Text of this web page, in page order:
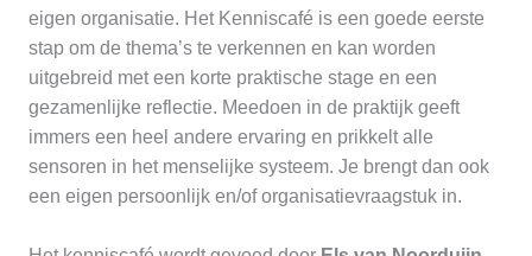
eigen organisatie. Het Kenniscafé is een goede eerste
stap om de thema’s te verkennen en kan worden
uitgebreid met een korte praktische stage en een
gezamenlijke reflectie. Meedoen in de praktijk geeft
immers een heel andere ervaring en prikkelt alle
sensoren in het menselijke systeem. Je brengt dan ook
een eigen persoonlijk en/of organisatievraagstuk in.